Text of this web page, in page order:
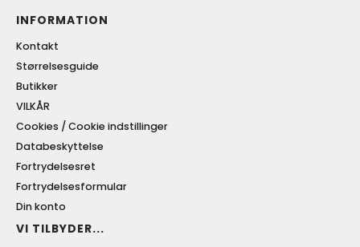
INFORMATION
Kontakt
Størrelsesguide
Butikker
VILKÅR
Cookies / Cookie indstillinger
Databeskyttelse
Fortrydelsesret
Fortrydelsesformular
Din konto
VI TILBYDER...